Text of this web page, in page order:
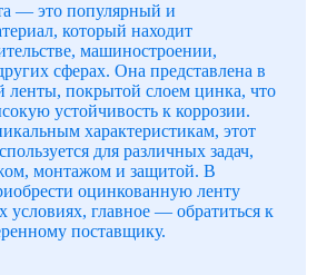
— это популярный и
который находит
машиностроении,
сферах. Она представлена в
ленты, покрытой слоем цинка, что
устойчивость к коррозии.
характеристикам, этот
для различных задач,
монтажом и защитой. В
оцинкованную ленту
главное — обратиться к
поставщику.